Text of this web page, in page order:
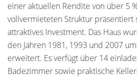
einer aktuellen Rendite von über 5
vollvermieteten Struktur präsentiert
attraktives Investment. Das Haus
den Jahren 1981, 1993 und 2007
erweitert. Es verfügt über 14
Badezimmer sowie praktische